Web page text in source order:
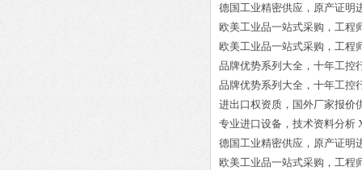
德国工业精密供应，原产证明
欧美工业品一站式采购，工程
欧美工业品一站式采购，工程
品牌优势系列大全，十年工控
品牌优势系列大全，十年工控
进出口权资质，国外厂家报价
专业进口设备，技术资料分析
德国工业精密供应，原产证明
欧美工业品一站式采购，工程